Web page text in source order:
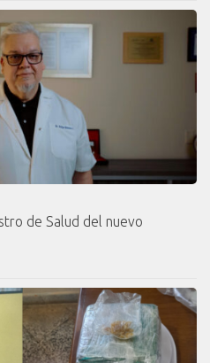
de Salud del nuevo